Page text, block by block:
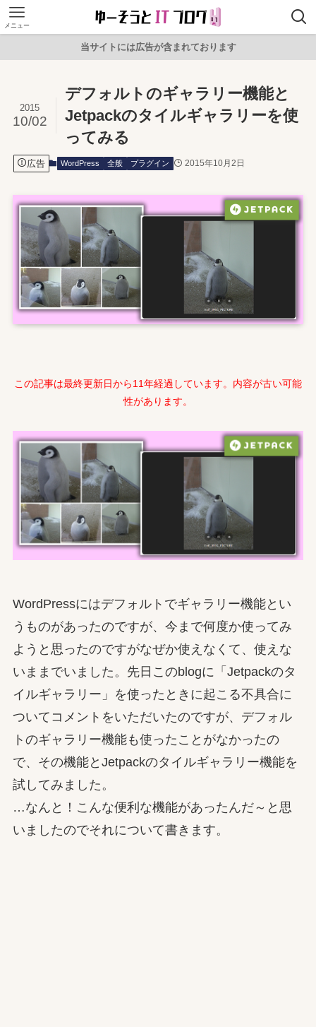
メニュー
当サイトには広告が含まれております
デフォルトのギャラリー機能と
Jetpackのタイルギャラリーを使
ってみる
2015
10/02
広告 WordPress 全般 プラグイン 2015年10月2日
この記事は最終更新日から11年経過しています。内容が古い可能
性があります。
WordPressにはデフォルトでギャラリー機能とい
うものがあったのですが、今まで何度か使ってみ
ようと思ったのですがなぜか使えなくて、使えな
いままでいました。先日このblogに「Jetpackのタ
イルギャラリー」を使ったときに起こる不具合に
ついてコメントをいただいたのですが、デフォル
トのギャラリー機能も使ったことがなかったの
で、その機能とJetpackのタイルギャラリー機能を
試してみました。
…なんと！こんな便利な機能があったんだ～と思
いましたのでそれについて書きます。